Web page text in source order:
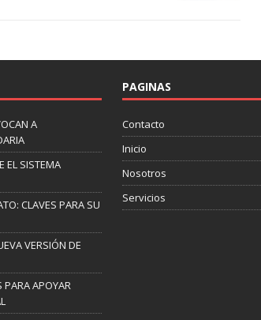
A
EL SISTEMA
CLAVES PARA SU
VERSIÓN DE
PARA APOYAR
PAGINAS
Contacto
Inicio
Nosotros
Servicios